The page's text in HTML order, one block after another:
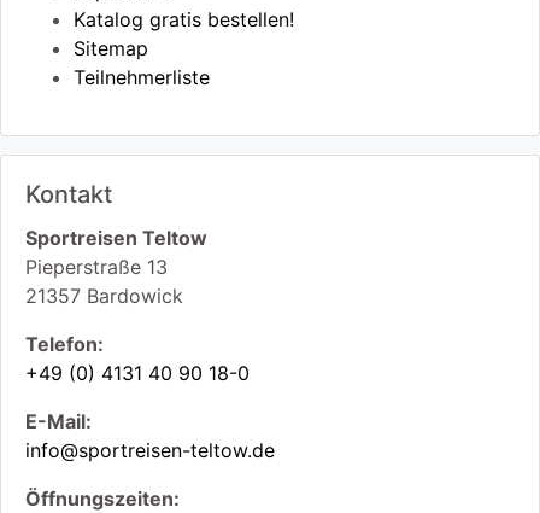
Katalog gratis bestellen!
Sitemap
Teilnehmerliste
Kontakt
Sportreisen Teltow
Pieperstraße 13
21357 Bardowick
Telefon:
+49 (0) 4131 40 90 18-0
E-Mail:
info@sportreisen-teltow.de
Öffnungszeiten: